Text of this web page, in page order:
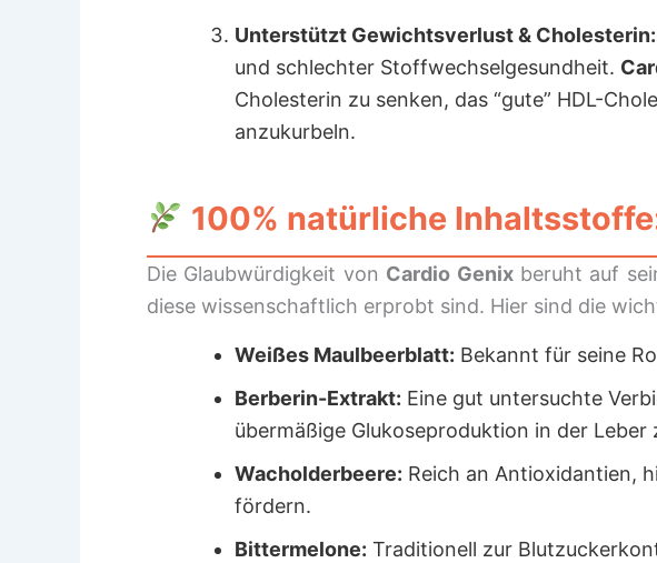
Unterstützt Gewichtsverlust & Cholesterin:
und schlechter Stoffwechselgesundheit.
Cholesterin zu senken, das “gute” HDL-
anzukurbeln.
100% natürliche
Die Glaubwürdigkeit von Cardio Genixberuht auf
diese wissenschaftlich erprobt sind. Hier sind die
Weißes Maulbeerblatt: Bekannt für seine
Berberin-Extrakt: Eine gut untersuchte
übermäßige Glukoseproduktion in der Leber
Wacholderbeere: Reich an Antioxidantien,
fördern.
Bittermelone: Traditionell zur